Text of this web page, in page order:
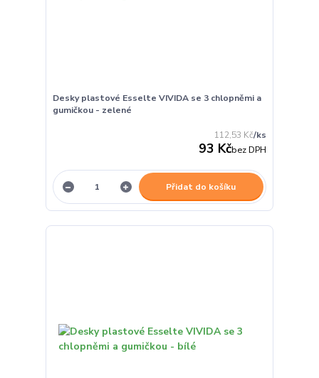
Desky plastové Esselte VIVIDA se 3 chlopněmi a
gumičkou - zelené
112,53 Kč/ks
93 Kčbez DPH
Přidat do košíku